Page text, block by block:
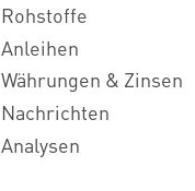
Rohstoffe
Anleihen
Währungen & Zinsen
Nachrichten
Analysen